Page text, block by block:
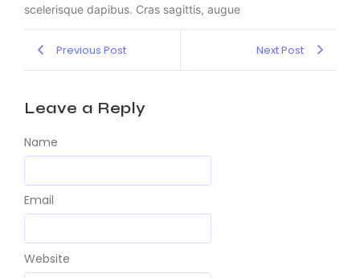
scelerisque dapibus. Cras sagittis, augue
Previous Post Next Post
Leave a Reply
Name
Email
Website